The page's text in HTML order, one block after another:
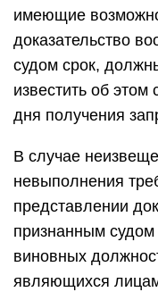
имеющие
доказательство
судом срок,
известить об этом
дня получения
В случае
невыполнения
представлении
признанным
виновных
являющихся